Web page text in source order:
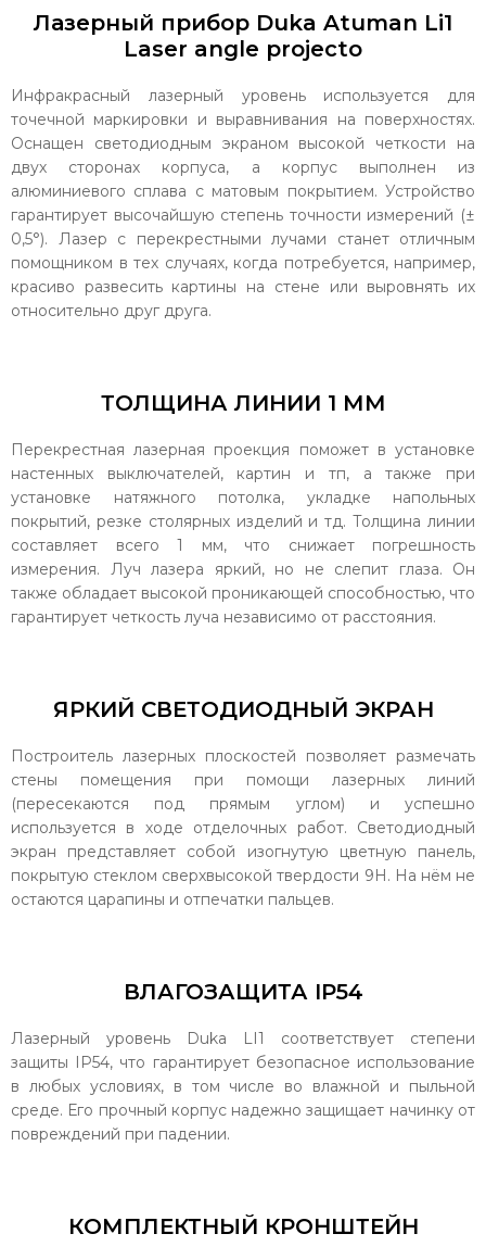
Лазерный прибор Duka Atuman Li1
Laser angle projecto
Инфракрасный лазерный уровень используется для
точечной маркировки и выравнивания на поверхностях.
Оснащен светодиодным экраном высокой четкости на
двух сторонах корпуса, а корпус выполнен из
алюминиевого сплава с матовым покрытием. Устройство
гарантирует высочайшую степень точности измерений (±
0,5°). Лазер с перекрестными лучами станет отличным
помощником в тех случаях, когда потребуется, например,
красиво развесить картины на стене или выровнять их
относительно друг друга.
ТОЛЩИНА ЛИНИИ 1 ММ
Перекрестная лазерная проекция поможет в установке
настенных выключателей, картин и тп, а также при
установке натяжного потолка, укладке напольных
покрытий, резке столярных изделий и тд. Толщина линии
составляет всего 1 мм, что снижает погрешность
измерения. Луч лазера яркий, но не слепит глаза. Он
также обладает высокой проникающей способностью, что
гарантирует четкость луча независимо от расстояния.
ЯРКИЙ СВЕТОДИОДНЫЙ ЭКРАН
Построитель лазерных плоскостей позволяет размечать
стены помещения при помощи лазерных линий
(пересекаются под прямым углом) и успешно
используется в ходе отделочных работ. Светодиодный
экран представляет собой изогнутую цветную панель,
покрытую стеклом сверхвысокой твердости 9H. На нём не
остаются царапины и отпечатки пальцев.
ВЛАГОЗАЩИТА IP54
Лазерный уровень Duka LI1 соответствует степени
защиты IP54, что гарантирует безопасное использование
в любых условиях, в том числе во влажной и пыльной
среде. Его прочный корпус надежно защищает начинку от
повреждений при падении.
КОМПЛЕКТНЫЙ КРОНШТЕЙН